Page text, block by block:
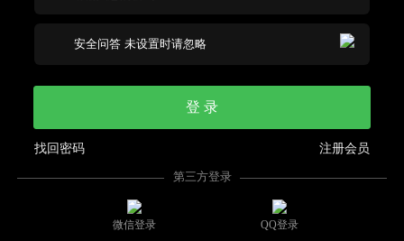
登 录
注册会员
找回密码
第三方登录
微信登录 QQ登录